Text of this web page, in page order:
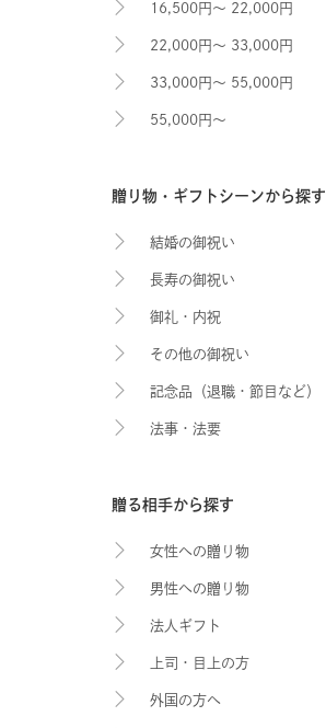
16,500円～ 22,000円
22,000円～ 33,000円
33,000円～ 55,000円
55,000円～
贈り物・ギフトシーンから探す
結婚の御祝い
長寿の御祝い
御礼・内祝
その他の御祝い
記念品（退職・節目など）
法事・法要
贈る相手から探す
女性への贈り物
男性への贈り物
法人ギフト
上司・目上の方
外国の方へ